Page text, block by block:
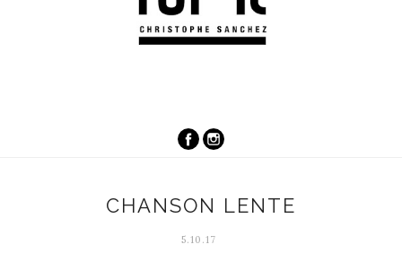
CHANSON LENTE
5.10.17